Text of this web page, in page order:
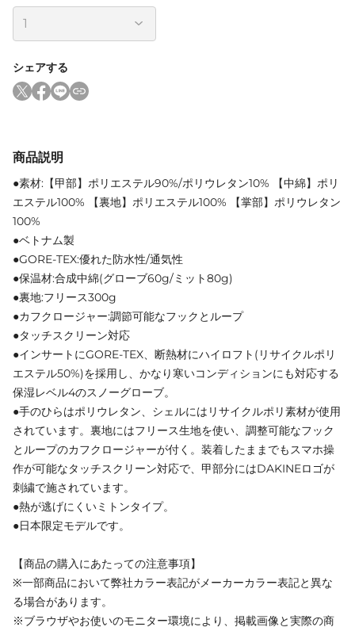
シェアする
商品説明
●素材:【甲部】ポリエステル90%/ポリウレタン10% 【中綿】ポリ
エステル100% 【裏地】ポリエステル100% 【掌部】ポリウレタン
100%
●ベトナム製
●GORE-TEX:優れた防水性/通気性
●保温材:合成中綿(グローブ60g/ミット80g)
●裏地:フリース300g
●カフクロージャー:調節可能なフックとループ
●タッチスクリーン対応
●インサートにGORE-TEX、断熱材にハイロフト(リサイクルポリ
エステル50%)を採用し、かなり寒いコンディションにも対応する
保湿レベル4のスノーグローブ。
●手のひらはポリウレタン、シェルにはリサイクルポリ素材が使用
されています。裏地にはフリース生地を使い、調整可能なフック
とループのカフクロージャーが付く。装着したままでもスマホ操
作が可能なタッチスクリーン対応で、甲部分にはDAKINEロゴが
刺繍で施されています。
●熱が逃げにくいミトンタイプ。
●日本限定モデルです。
【商品の購入にあたっての注意事項】
※一部商品において弊社カラー表記がメーカーカラー表記と異な
る場合があります。
※ブラウザやお使いのモニター環境により、掲載画像と実際の商